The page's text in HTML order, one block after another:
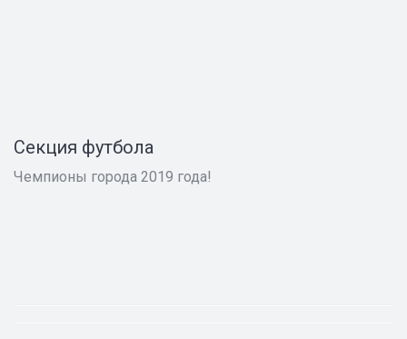
Секция футбола
Чемпионы города 2019 года!